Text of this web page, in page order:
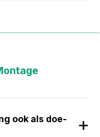
ook als doe-